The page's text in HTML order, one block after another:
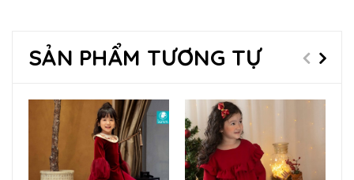
SẢN PHẨM TƯƠNG TỰ